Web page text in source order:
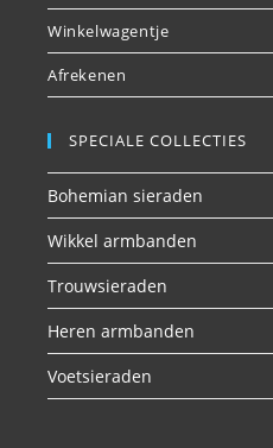
Winkelwagentje
Afrekenen
SPECIALE COLLECTIES
Bohemian sieraden
Wikkel armbanden
Trouwsieraden
Heren armbanden
Voetsieraden